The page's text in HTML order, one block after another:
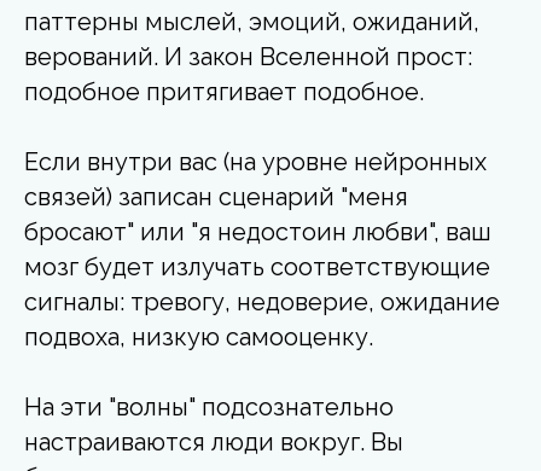
паттерны мыслей, эмоций, ожиданий,
верований. И закон Вселенной прост:
подобное притягивает подобное.
Если внутри вас (на уровне нейронных
связей) записан сценарий "меня
бросают" или "я недостоин любви", ваш
мозг будет излучать соответствующие
сигналы: тревогу, недоверие, ожидание
подвоха, низкую самооценку.
На эти "волны" подсознательно
настраиваются люди вокруг. Вы